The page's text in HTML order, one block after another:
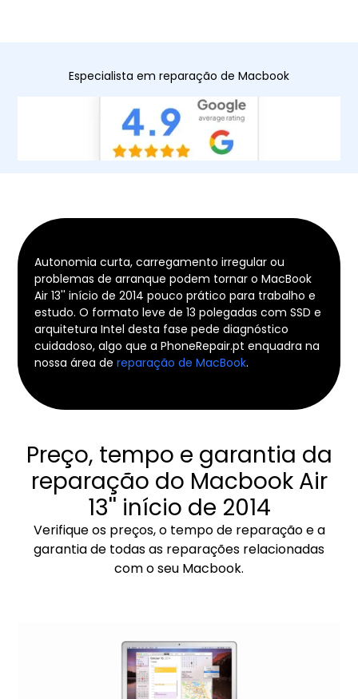
Especialista em reparação de Macbook
Autonomia curta, carregamento irregular ou
problemas de arranque podem tornar o MacBook
Air 13'' início de 2014 pouco prático para trabalho e
estudo. O formato leve de 13 polegadas com SSD e
arquitetura Intel desta fase pede diagnóstico
cuidadoso, algo que a PhoneRepair.pt enquadra na
nossa área de reparação de MacBook.
Preço, tempo e garantia da
reparação do Macbook Air
13'' início de 2014
Verifique os preços, o tempo de reparação e a
garantia de todas as reparações relacionadas
com o seu Macbook.